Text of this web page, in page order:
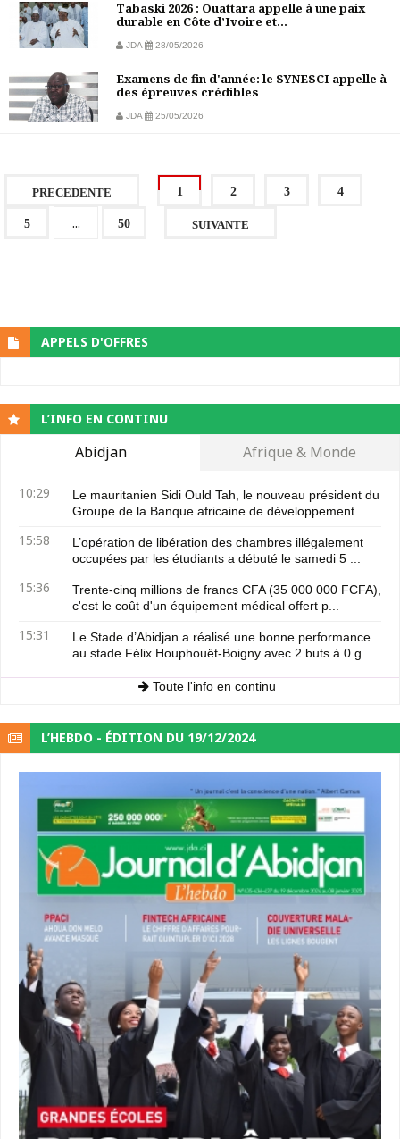
Tabaski 2026 : Ouattara appelle à une paix
durable en Côte d’Ivoire et...
JDA 28/05/2026
Examens de fin d'année: le SYNESCI appelle à
des épreuves crédibles
JDA 25/05/2026
PRECEDENTE 1 2 3 4
5 ... 50 SUIVANTE
APPELS D'OFFRES
L’INFO EN CONTINU
Abidjan Afrique & Monde
10:29
Le mauritanien Sidi Ould Tah, le nouveau président du
Groupe de la Banque africaine de développement...
15:58
L’opération de libération des chambres illégalement
occupées par les étudiants a débuté le samedi 5 ...
15:36
Trente-cinq millions de francs CFA (35 000 000 FCFA),
c'est le coût d'un équipement médical offert p...
15:31
Le Stade d’Abidjan a réalisé une bonne performance
au stade Félix Houphouët-Boigny avec 2 buts à 0 g...
Toute l'info en continu
L’HEBDO - ÉDITION DU 19/12/2024